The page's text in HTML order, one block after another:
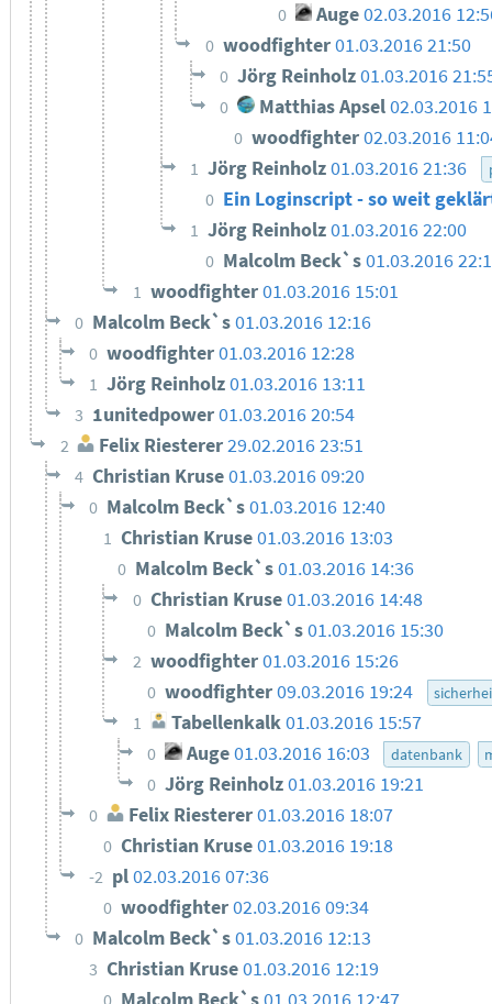
0 Auge02.03.2016
0 woodfighter01.03.2016 21:50
0 Jörg Reinholz01.03.2016
0 Matthias Apsel 02.03.2016
0 woodfighter02.03.2016
1 Jörg Reinholz01.03.2016 21:36
0 Ein Loginscript - so weit
1 Jörg Reinholz01.03.2016 22:00
0 Malcolm Beck`s01.03.2016
1 woodfighter01.03.2016 15:01
0 Malcolm Beck`s01.03.2016 12:16
0 woodfighter01.03.2016 12:28
1 Jörg Reinholz01.03.2016 13:11
3 1unitedpower01.03.2016 20:54
2 Felix Riesterer29.02.2016 23:51
4 Christian Kruse01.03.2016 09:20
0 Malcolm Beck`s01.03.2016 12:40
1 Christian Kruse01.03.2016 13:03
0 Malcolm Beck`s01.03.2016 14:36
0 Christian Kruse01.03.2016 14:48
0 Malcolm Beck`s01.03.2016 15:30
2 woodfighter01.03.2016 15:26
0 woodfighter09.03.2016 19:24
1 Tabellenkalk01.03.2016 15:57
0 Auge 01.03.2016 16:03 datenbank
0 Jörg Reinholz01.03.2016 19:21
0 Felix Riesterer01.03.2016 18:07
0 Christian Kruse01.03.2016 19:18
-2 pl02.03.2016 07:36
0 woodfighter02.03.2016 09:34
0 Malcolm Beck`s01.03.2016 12:13
3 Christian Kruse01.03.2016 12:19
0